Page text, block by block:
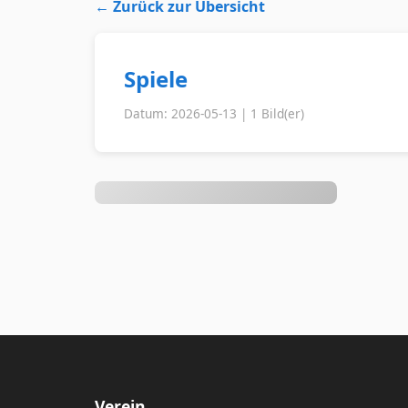
← Zurück zur Übersicht
Spiele
Datum: 2026-05-13 | 1 Bild(er)